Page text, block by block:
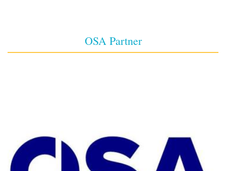
OSA Partner